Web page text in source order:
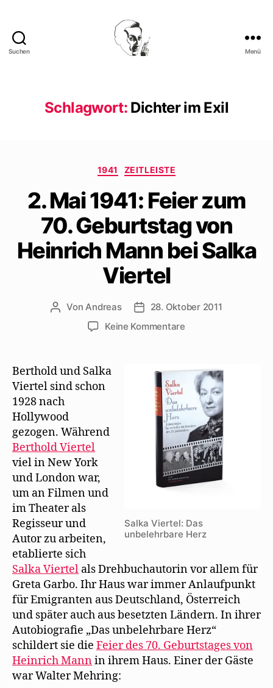
Suchen Menü
Schlagwort: Dichter im Exil
Kategorien
1941 ZEITLEISTE
2. Mai 1941: Feier zum
70. Geburtstag von
Heinrich Mann bei Salka
Viertel
Beitragsautor
Von Andreas Beitragsdatum
28. Oktober 2011
Keine Kommentarezu
Feier
zum
70.
Geburtstag
von
Heinrich
Mann
bei
Salka
Salka Viertel: Das
unbelehrbare Herz
Berthold und Salka
Viertel sind schon
1928 nach
Hollywood
gezogen. Während
Berthold Viertel
viel in New York
und London war,
um an Filmen und
im Theater als
Regisseur und
Autor zu arbeiten,
etablierte sich
Salka Viertel als Drehbuchautorin vor allem für
Greta Garbo. Ihr Haus war immer Anlaufpunkt
für Emigranten aus Deutschland, Österreich
und später auch aus besetzten Ländern. In ihrer
Autobiografie „Das unbelehrbare Herz“
schildert sie die Feier des 70. Geburtstages von
Heinrich Mannin ihrem Haus. Einer der Gäste
war Walter Mehring: